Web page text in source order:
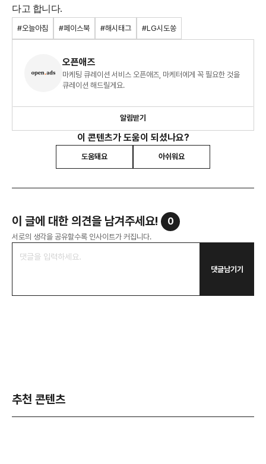
다고 합니다.
#오늘아침 #페이스북 #해시태그 #LG시도쏭
오픈애즈
마케팅 큐레이션 서비스 오픈애즈, 마케터에게 꼭 필요한 것을
큐레이션 해드릴게요.
알림받기
이 콘텐츠가 도움이 되셨나요?
도움돼요 아쉬워요
이 글에 대한 의견을 남겨주세요! 0
서로의 생각을 공유할수록 인사이트가 커집니다.
댓글남기기
추천 콘텐츠